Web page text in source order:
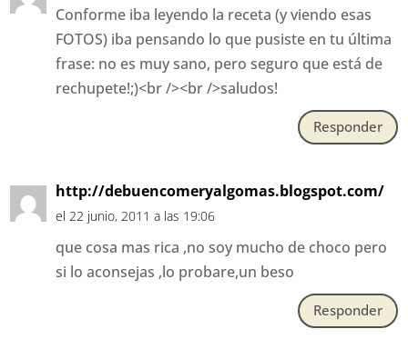
Conforme iba leyendo la receta (y viendo esas
FOTOS) iba pensando lo que pusiste en tu última
frase: no es muy sano, pero seguro que está de
rechupete!;)<br /><br />saludos!
Responder
http://debuencomeryalgomas.blogspot.com/
el 22 junio, 2011 a las 19:06
que cosa mas rica ,no soy mucho de choco pero
si lo aconsejas ,lo probare,un beso
Responder